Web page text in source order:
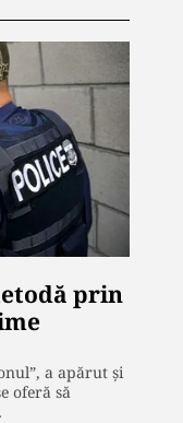
prin
a apărut și
oferă să